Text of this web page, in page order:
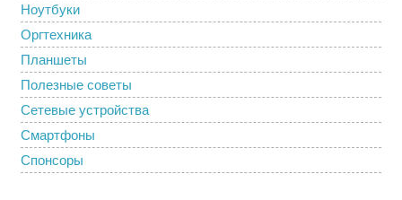
Ноутбуки
Оргтехника
Планшеты
Полезные советы
Сетевые устройства
Смартфоны
Спонсоры